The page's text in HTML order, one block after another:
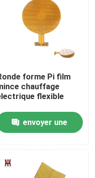
pi
forme Pi film
chauffage
flexible
envoyer une